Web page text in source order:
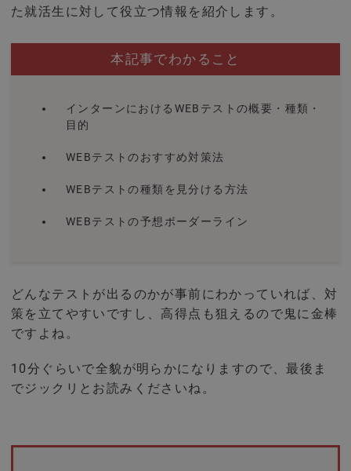
た就活生に対して役立つ情報を紹介します。
本記事でわかること
インターンにおけるWEBテストの概要・種類・
目的
WEBテストのおすすめ対策法
WEBテストの種類を見分ける方法
WEBテストの予想ボーダーライン
どんなテストが出るのかが事前にわかっていれば、対
策を立てやすいですし、高得点も狙えるので鬼に金棒
ですよね。
10分ぐらいで全貌が明らかになりますので、最後ま
でジックリとお読みくださいね。